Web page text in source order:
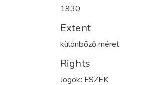
1930
Extent
különböző méret
Rights
Jogok: FSZEK